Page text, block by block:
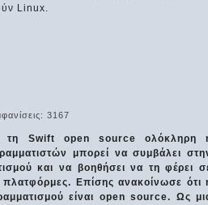
Linux.
3167
τη Swift open source ολόκληρη
μπορεί να συμβάλει
και να βοηθήσει να τη φέρει
Επίσης ανακοίνωσε ότι
είναι open source. Ως